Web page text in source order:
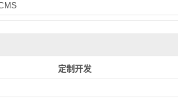
定制开发